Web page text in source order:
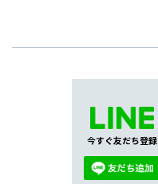
今すぐ友だち登録